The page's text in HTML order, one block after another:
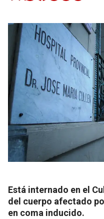
Está internado en el
del cuerpo afectado
en coma inducido.